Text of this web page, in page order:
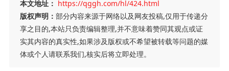
本文地址： https://qggh.com/hl/424.html
版权声明： 部分内容来源于网络以及网友投稿,仅用于传递分
享之目的,本站只负责编辑整理,并不意味着赞同其观点或证
实其内容的真实性,如果涉及版权或不希望被转载等问题的媒
体或个人请联系我们,核实后将立即处理。